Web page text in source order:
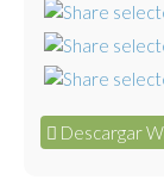
Descargar